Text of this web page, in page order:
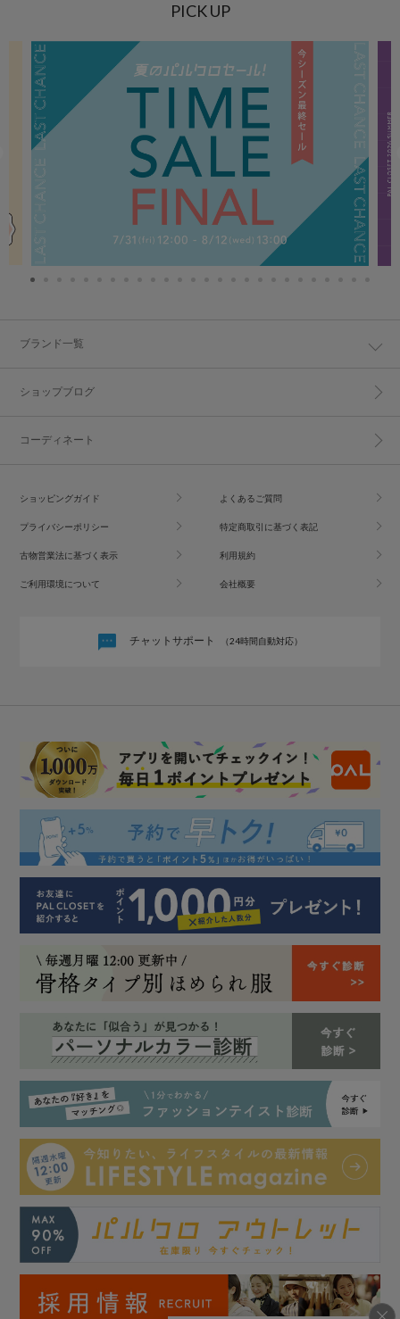
PICK UP
ブランド一覧
ショップブログ
コーディネート
ショッピングガイド よくあるご質問
プライバシーポリシー 特定商取引に基づく表記
古物営業法に基づく表示 利用規約
ご利用環境について 会社概要
チャットサポート （24時間自動対応）